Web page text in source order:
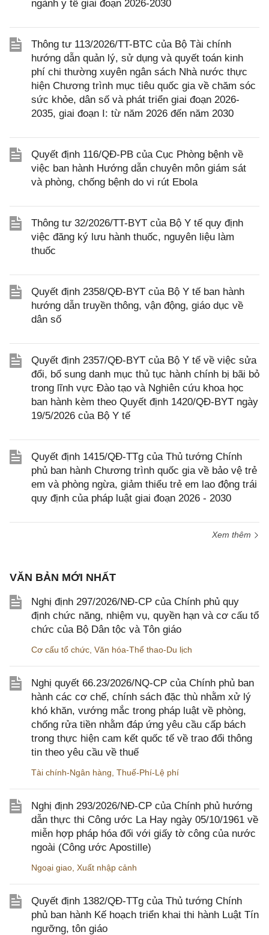
ngành y tế giai đoạn 2026-2030
Thông tư 113/2026/TT-BTC của Bộ Tài chính
hướng dẫn quản lý, sử dụng và quyết toán kinh
phí chi thường xuyên ngân sách Nhà nước thực
hiện Chương trình mục tiêu quốc gia về chăm sóc
sức khỏe, dân số và phát triển giai đoạn 2026-
2035, giai đoạn I: từ năm 2026 đến năm 2030
Quyết định 116/QĐ-PB của Cục Phòng bệnh về
việc ban hành Hướng dẫn chuyên môn giám sát
và phòng, chống bệnh do vi rút Ebola
Thông tư 32/2026/TT-BYT của Bộ Y tế quy định
việc đăng ký lưu hành thuốc, nguyên liệu làm
thuốc
Quyết định 2358/QĐ-BYT của Bộ Y tế ban hành
hướng dẫn truyền thông, vận động, giáo dục về
dân số
Quyết định 2357/QĐ-BYT của Bộ Y tế về việc sửa
đổi, bổ sung danh mục thủ tục hành chính bị bãi bỏ
trong lĩnh vực Đào tạo và Nghiên cứu khoa học
ban hành kèm theo Quyết định 1420/QĐ-BYT ngày
19/5/2026 của Bộ Y tế
Quyết định 1415/QĐ-TTg của Thủ tướng Chính
phủ ban hành Chương trình quốc gia về bảo vệ trẻ
em và phòng ngừa, giảm thiểu trẻ em lao động trái
quy định của pháp luật giai đoạn 2026 - 2030
Xem thêm
VĂN BẢN MỚI NHẤT
Nghị định 297/2026/NĐ-CP của Chính phủ quy
định chức năng, nhiệm vụ, quyền hạn và cơ cấu tổ
chức của Bộ Dân tộc và Tôn giáo
Cơ cấu tổ chức Văn hóa-Thể thao-Du lịch
Nghị quyết 66.23/2026/NQ-CP của Chính phủ ban
hành các cơ chế, chính sách đặc thù nhằm xử lý
khó khăn, vướng mắc trong pháp luật về phòng,
chống rửa tiền nhằm đáp ứng yêu cầu cấp bách
trong thực hiện cam kết quốc tế về trao đổi thông
tin theo yêu cầu về thuế
Tài chính-Ngân hàng Thuế-Phí-Lệ phí
Nghị định 293/2026/NĐ-CP của Chính phủ hướng
dẫn thực thi Công ước La Hay ngày 05/10/1961 về
miễn hợp pháp hóa đối với giấy tờ công của nước
ngoài (Công ước Apostille)
Ngoại giao Xuất nhập cảnh
Quyết định 1382/QĐ-TTg của Thủ tướng Chính
phủ ban hành Kế hoạch triển khai thi hành Luật Tín
ngưỡng, tôn giáo